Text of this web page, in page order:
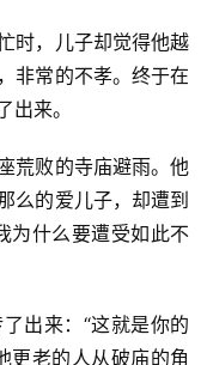
时，儿子却觉得他越
非常的不孝。终于在
来。
荒败的寺庙避雨。他
么的爱儿子，却遭到
为什么要遭受如此不
出来：“这就是你的
更老的人从破庙的角